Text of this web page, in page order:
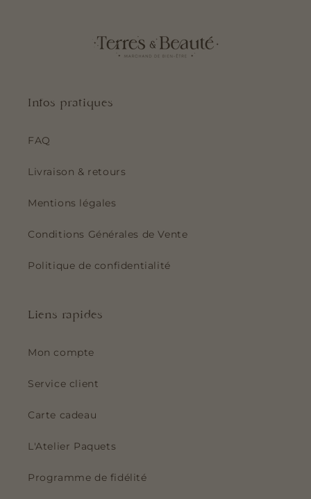
Infos pratiques
FAQ
Livraison & retours
Mentions légales
Conditions Générales de Vente
Politique de confidentialité
Liens rapides
Mon compte
Service client
Carte cadeau
L'Atelier Paquets
Programme de fidélité